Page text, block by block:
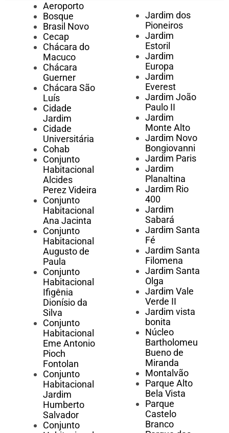
Aeroporto
Bosque
Brasil Novo
Cecap
Chácara do
Macuco
Chácara
Guerner
Chácara São
Luís
Cidade
Jardim
Cidade
Universitária
Cohab
Conjunto
Habitacional
Alcides
Perez Videira
Conjunto
Habitacional
Ana Jacinta
Conjunto
Habitacional
Augusto de
Paula
Conjunto
Habitacional
Ifigênia
Dionísio da
Silva
Conjunto
Habitacional
Eme Antonio
Pioch
Fontolan
Conjunto
Habitacional
Jardim
Humberto
Salvador
Conjunto
Jardim dos
Pioneiros
Jardim
Estoril
Jardim
Europa
Jardim
Everest
Jardim João
Paulo II
Jardim
Monte Alto
Jardim Novo
Bongiovanni
Jardim Paris
Jardim
Planaltina
Jardim Rio
400
Jardim
Sabará
Jardim Santa
Fé
Jardim Santa
Filomena
Jardim Santa
Olga
Jardim Vale
Verde II
Jardim vista
bonita
Núcleo
Bartholomeu
Bueno de
Miranda
Montalvão
Parque Alto
Bela Vista
Parque
Castelo
Branco